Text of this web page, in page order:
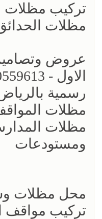
تركيب مظلات
مظلات
عروض
رسمية
مظلات
مظلات
ومستودعات
محل مظلات
تركيب مواقف